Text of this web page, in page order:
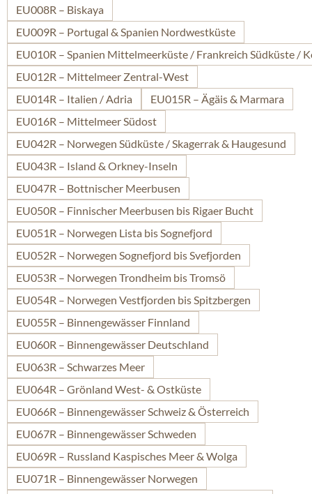
EU008R – Biskaya
EU009R – Portugal & Spanien Nordwestküste
EU010R – Spanien Mittelmeerküste / Frankreich Südküste /
EU012R – Mittelmeer Zentral-West
EU014R – Italien / Adria
EU015R – Ägäis & Marmara
EU016R – Mittelmeer Südost
EU042R – Norwegen Südküste / Skagerrak & Haugesund
EU043R – Island & Orkney-Inseln
EU047R – Bottnischer Meerbusen
EU050R – Finnischer Meerbusen bis Rigaer Bucht
EU051R – Norwegen Lista bis Sognefjord
EU052R – Norwegen Sognefjord bis Svefjorden
EU053R – Norwegen Trondheim bis Tromsö
EU054R – Norwegen Vestfjorden bis Spitzbergen
EU055R – Binnengewässer Finnland
EU060R – Binnengewässer Deutschland
EU063R – Schwarzes Meer
EU064R – Grönland West- & Ostküste
EU066R – Binnengewässer Schweiz & Österreich
EU067R – Binnengewässer Schweden
EU069R – Russland Kaspisches Meer & Wolga
EU071R – Binnengewässer Norwegen